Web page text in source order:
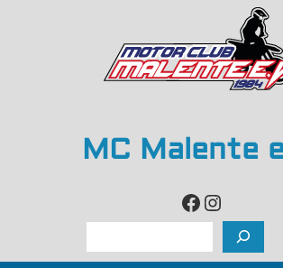
MC Malente
Facebook